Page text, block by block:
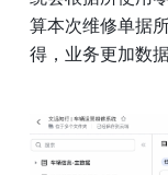
算本次维修单据
得，业务更加数